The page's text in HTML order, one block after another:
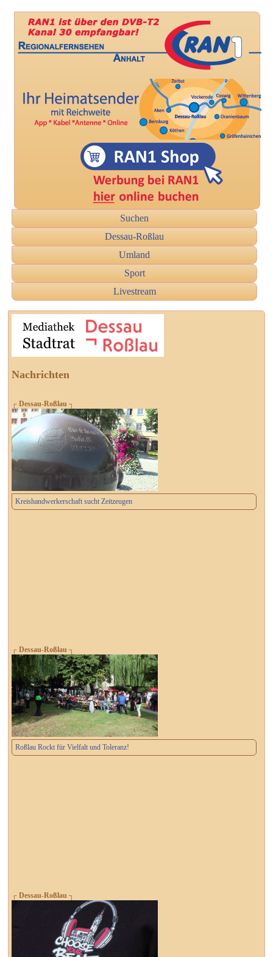
Suchen
Dessau-Roßlau
Umland
Sport
Livestream
Nachrichten
┌ Dessau-Roßlau ┐
Kreishandwerkerschaft sucht Zeitzeugen
┌ Dessau-Roßlau ┐
Roßlau Rockt für Vielfalt und Toleranz!
┌ Dessau-Roßlau ┐